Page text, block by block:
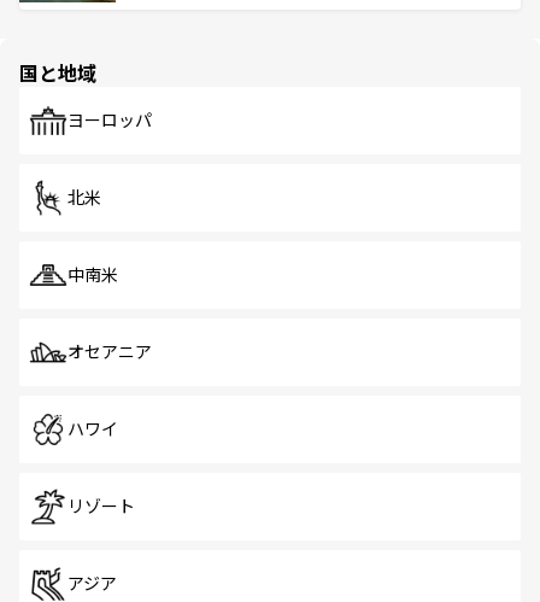
で、ホーカーズは地元の風情を楽しめる外せないスポット
国と地域
ヨーロッパ
北米
中南米
オセアニア
ハワイ
リゾート
アジア